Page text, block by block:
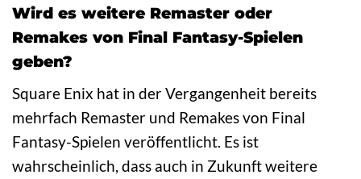
Wird es weitere Remaster oder
Remakes von Final Fantasy-Spielen
geben?
Square Enix hat in der Vergangenheit bereits
mehrfach Remaster und Remakes von Final
Fantasy-Spielen veröffentlicht. Es ist
wahrscheinlich, dass auch in Zukunft weitere